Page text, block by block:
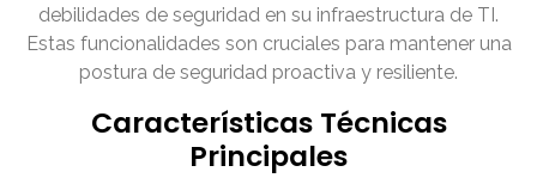
debilidades de seguridad en su infraestructura de TI.
Estas funcionalidades son cruciales para mantener una
postura de seguridad proactiva y resiliente.
Características Técnicas
Principales